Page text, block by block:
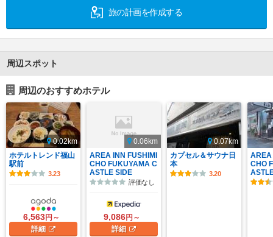
旅の計画を作成する
周辺スポット
周辺のおすすめホテル
0.02km
ホテルトレンド福山
駅前
3.23
6,563円～
詳細
0.06km
AREA INN FUSHIMI
CHO FUKUYAMA C
ASTLE SIDE
評価なし
9,086円～
詳細
0.07km
カプセル＆サウナ日
本
3.20
AREA
CHO